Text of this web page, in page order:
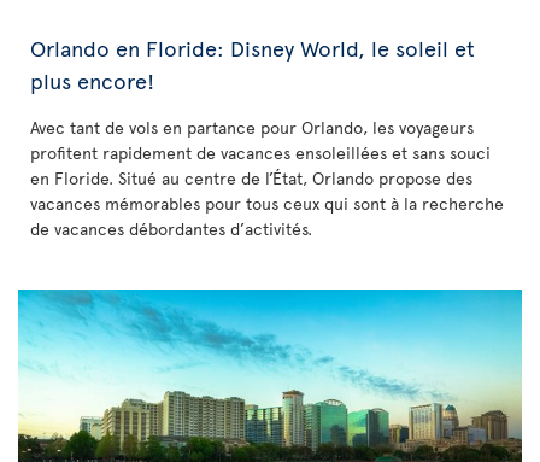
Orlando en Floride: Disney World, le soleil et
plus encore!
Avec tant de vols en partance pour Orlando, les voyageurs
profitent rapidement de vacances ensoleillées et sans souci
en Floride. Situé au centre de l’État, Orlando propose des
vacances mémorables pour tous ceux qui sont à la recherche
de vacances débordantes d’activités.